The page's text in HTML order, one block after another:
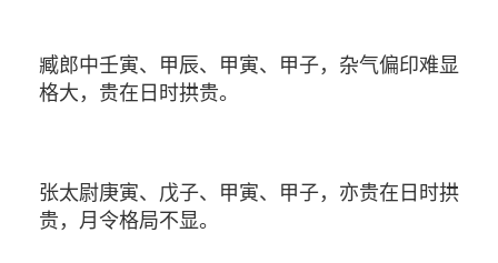
臧郎中壬寅、甲辰、甲寅、甲子，杂气偏印难显
格大，贵在日时拱贵。
张太尉庚寅、戊子、甲寅、甲子，亦贵在日时拱
贵，月令格局不显。